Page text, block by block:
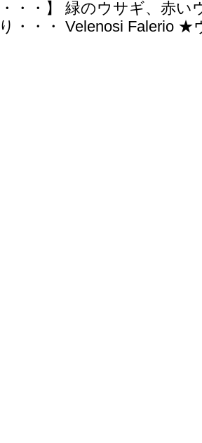
・・】 緑のウサギ、赤い
・・・ Velenosi Falerio